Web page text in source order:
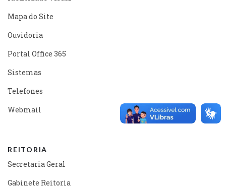
Mapa do Site
Ouvidoria
Portal Office 365
Sistemas
Telefones
Webmail
REITORIA
Secretaria Geral
Gabinete Reitoria